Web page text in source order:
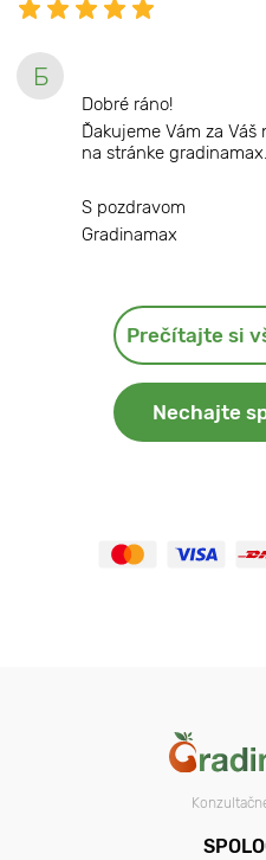
Б
Dobré ráno!
Ďakujeme Vám za
na stránke
S pozdravom
Gradinamax
Prečítajte si
Nechajte